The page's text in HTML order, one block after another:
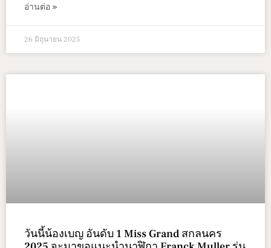
อ่านต่อ »
26 มิถุนายน 2025
วันนี้น้องเบญ อันดับ 1 Miss Grand สกลนคร